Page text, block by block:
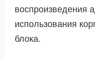
воспроизведения
использования
блока.